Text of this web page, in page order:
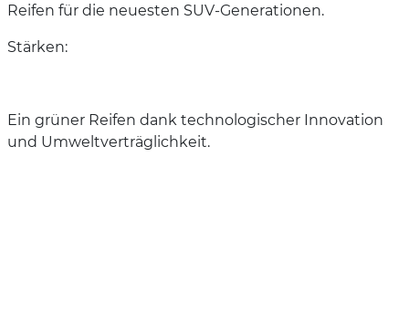
Reifen für die neuesten SUV-Generationen.
Stärken:
Ein grüner Reifen dank technologischer Innovation
und Umweltverträglichkeit.